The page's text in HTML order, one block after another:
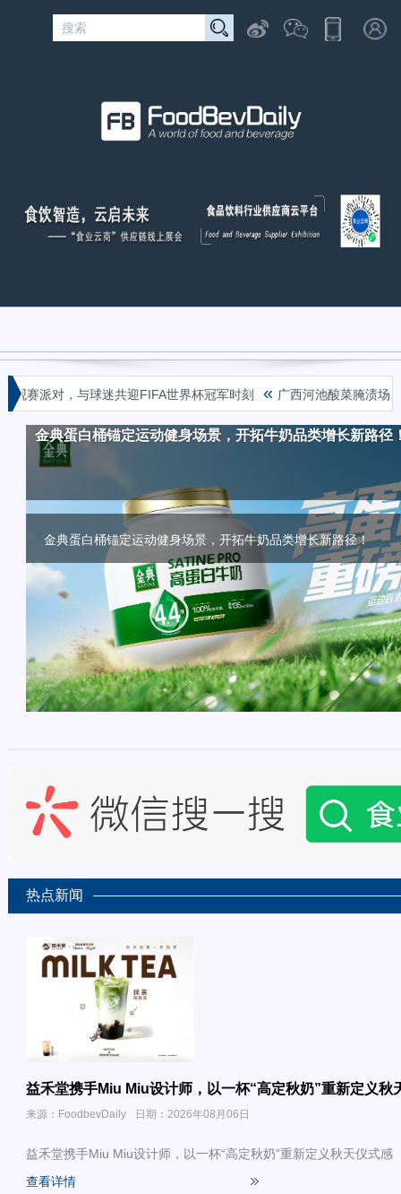
赛派对，与球迷共迎FIFA世界杯冠军时刻 « 广西河池酸菜腌渍场毒
金典蛋白桶锚定运动健身场景，开拓牛奶品类增长新路径
金典蛋白桶锚定运动健身场景，开拓牛奶品类增长新路径！
加码布局B端原料奶赛道，蒙牛专业乳品引领烘焙创新趋
加码布局B端原料奶赛道，蒙牛专业乳品引领烘焙创新趋势！
推动护嗓“养声”日常化，百年品牌龙角散西雅展强势破圈
推动护嗓“养声”日常化，百年品牌龙角散西雅展强势破圈！
破圈传播新范式！燕京啤酒历届510如何用“三贯穿五纵
量
破圈传播新范式！燕京啤酒历届510如何用“三贯穿五纵横六点连
频频打造爆款，畅轻领跑“爆珠酸奶”潜力新赛道！
频频打造爆款，畅轻领跑“爆珠酸奶”潜力新赛道！
热点新闻
益禾堂携手Miu Miu设计师，以一杯“高定秋奶”重新定义秋
来源：FoodbevDaily 日期：2026年08月06日
益禾堂携手Miu Miu设计师，以一杯“高定秋奶”重新定义秋天仪式感
查看详情